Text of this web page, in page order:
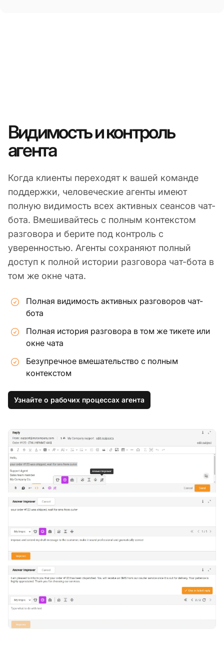
Видимость и контроль
агента
Когда клиенты переходят к вашей команде
поддержки, человеческие агенты имеют
полную видимость всех активных сеансов чат-
бота. Вмешивайтесь с полным контекстом
разговора и берите под контроль с
уверенностью. Агенты сохраняют полный
доступ к полной истории разговора чат-бота в
том же окне чата.
Полная видимость активных разговоров чат-
бота
Полная история разговора в том же тикете или
окне чата
Безупречное вмешательство с полным
контекстом
Узнайте о рабочих процессах агента